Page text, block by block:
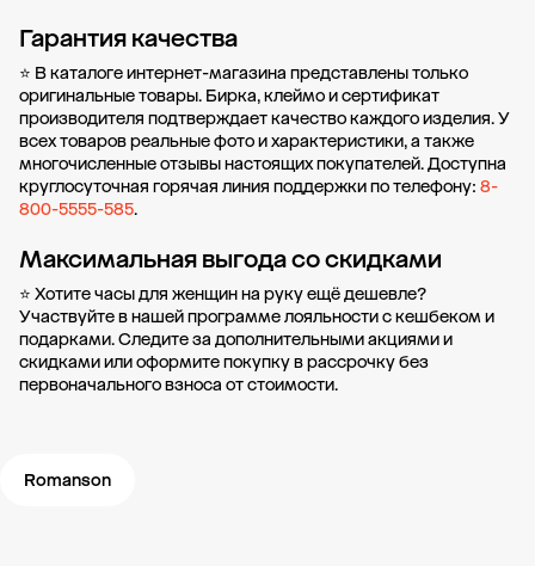
Гарантия качества
⭐ В каталоге интернет-магазина представлены только
оригинальные товары. Бирка, клеймо и сертификат
производителя подтверждает качество каждого изделия. У
всех товаров реальные фото и характеристики, а также
многочисленные отзывы настоящих покупателей. Доступна
круглосуточная горячая линия поддержки по телефону: 8-
800-5555-585.
Максимальная выгода со скидками
⭐ Хотите часы для женщин на руку ещё дешевле?
Участвуйте в нашейпрограмме лояльностис кешбеком и
подарками. Следите за дополнительнымиакциями и
скидкамиили оформитепокупку в рассрочкубез
первоначального взноса от стоимости.
Romanson